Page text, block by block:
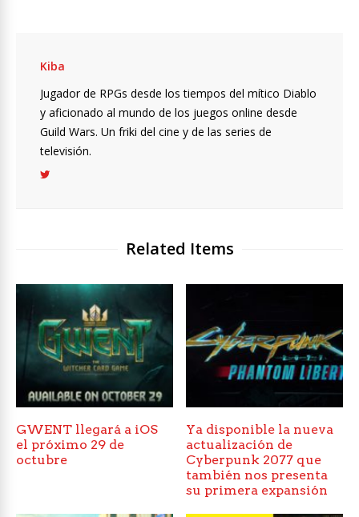
Kiba
Jugador de RPGs desde los tiempos del mítico Diablo
y aficionado al mundo de los juegos online desde
Guild Wars. Un friki del cine y de las series de
televisión.
Related Items
GWENT llegará a iOS
el próximo 29 de
octubre
Ya disponible la nueva
actualización de
Cyberpunk 2077 que
también nos presenta
su primera expansión